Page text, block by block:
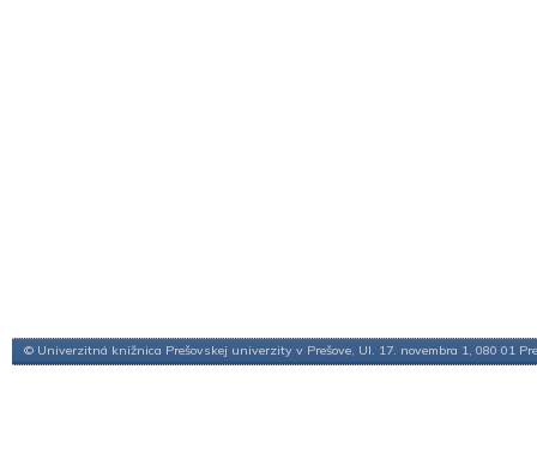
© Univerzitná knižnica Prešovskej univerzity v Prešove, Ul. 17. novembra 1, 080 01